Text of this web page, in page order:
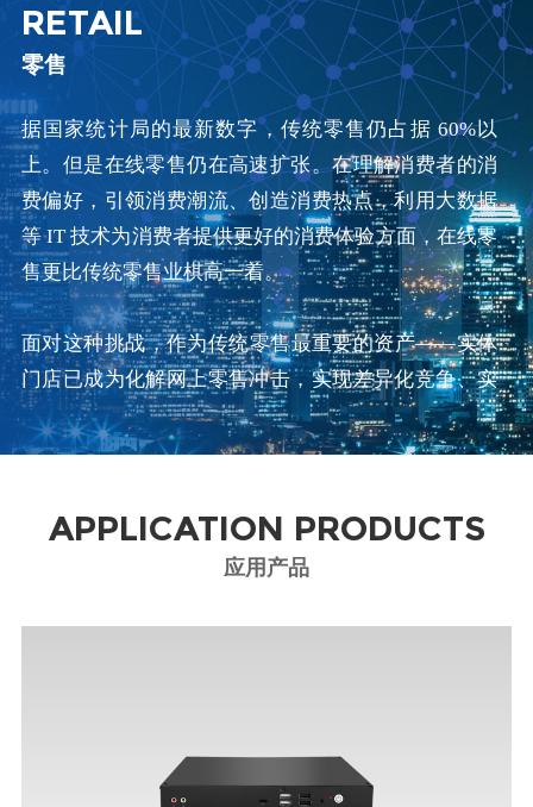
RETAIL
零售
据国家统计局的最新数字，传统零售仍占据 60%以
上。但是在线零售仍在高速扩张。在理解消费者的消
费偏好，引领消费潮流、创造消费热点，利用大数据
等 IT 技术为消费者提供更好的消费体验方面，在线零
售更比传统零售业棋高一着。
面对这种挑战，作为传统零售最重要的资产——实体
门店已成为化解网上零售冲击，实现差异化竞争、实
现转型创新的重要途径。面对在线零售的强挑战，实
体零售企业就需要找准机会反思自己的业务模式和商
率、再造智慧门店、重塑供应网络四大方面全面转型
突破。借助数字化新兴技术，实现零售业务模式的颠
APPLICATION PRODUCTS
应用产品